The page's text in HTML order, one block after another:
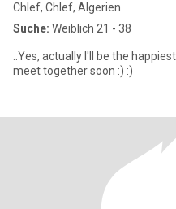
Chlef, Chlef, Algerien
Suche: Weiblich 21 - 38
..Yes, actually I'll be the happiest man in
meet together soon :) :)